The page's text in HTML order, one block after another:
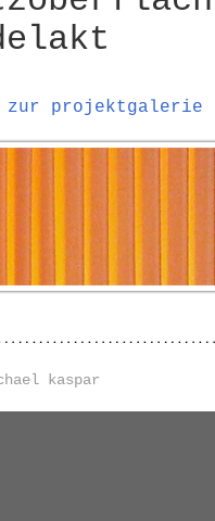
zur projektgalerie
kaspar